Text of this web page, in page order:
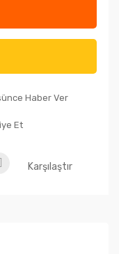
Haber Ver
Et
Karşılaştır